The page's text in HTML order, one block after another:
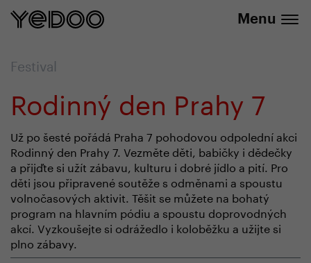
Menu
Festival
Rodinný den Prahy 7
Už po šesté pořádá Praha 7 pohodovou odpolední akci
Rodinný den Prahy 7. Vezměte děti, babičky i dědečky
a přijďte si užít zábavu, kulturu i dobré jídlo a pití. Pro
děti jsou připravené soutěže s odměnami a spoustu
volnočasových aktivit. Těšit se můžete na bohatý
program na hlavním pódiu a spoustu doprovodných
akcí. Vyzkoušejte si odrážedlo i koloběžku a užijte si
plno zábavy.